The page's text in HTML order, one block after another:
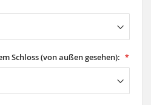
Schloss (von außen gesehen):